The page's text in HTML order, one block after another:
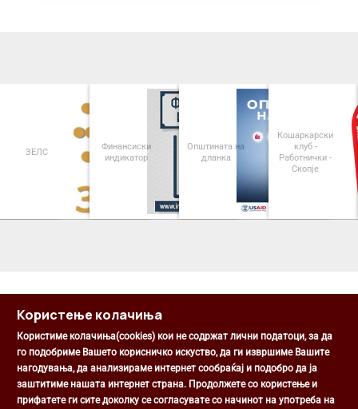
ЗЕЛС
Финансиски
индикатор
Општината на
дланка
Кошаркарски
клуб -
Работнички -
Скопје
Општина Центар
Михаил Цоков бр. 1, Скопје
Користење колачиња
Користиме колачиња(cookies) кои не содржат лични податоци, за да
го подобриме Вашето корисничко искуство, да ги извршиме Вашите
нагодувања, да анализираме интернет сообраќај и подобро да ја
заштитиме нашата интернет страна. Продолжете со користење и
прифатете ги сите доколку се согласувате со начинот на употреба на